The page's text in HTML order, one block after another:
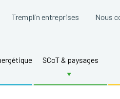
Tremplin entreprises Nous
SCoT & paysages